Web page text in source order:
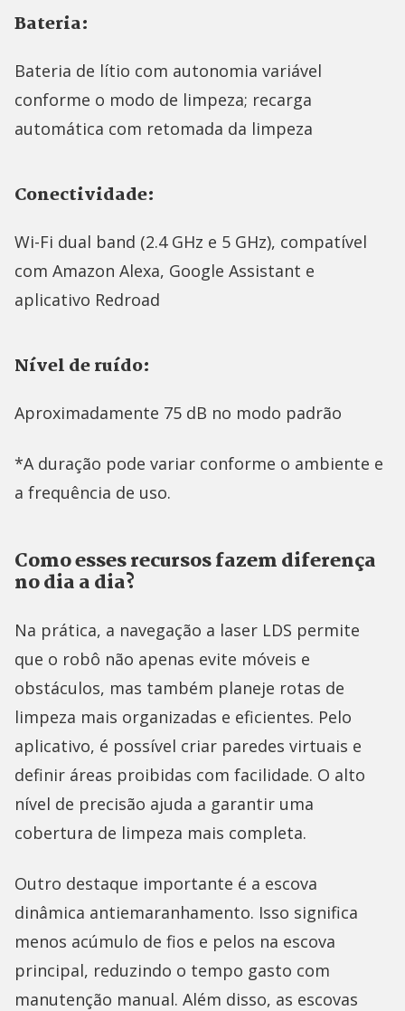
Bateria:
Bateria de lítio com autonomia variável
conforme o modo de limpeza; recarga
automática com retomada da limpeza
Conectividade:
Wi-Fi dual band (2.4 GHz e 5 GHz), compatível
com Amazon Alexa, Google Assistant e
aplicativo Redroad
Nível de ruído:
Aproximadamente 75 dB no modo padrão
*A duração pode variar conforme o ambiente e
a frequência de uso.
Como esses recursos fazem diferença
no dia a dia?
Na prática, a navegação a laser LDS permite
que o robô não apenas evite móveis e
obstáculos, mas também planeje rotas de
limpeza mais organizadas e eficientes. Pelo
aplicativo, é possível criar paredes virtuais e
definir áreas proibidas com facilidade. O alto
nível de precisão ajuda a garantir uma
cobertura de limpeza mais completa.
Outro destaque importante é a escova
dinâmica antiemaranhamento. Isso significa
menos acúmulo de fios e pelos na escova
principal, reduzindo o tempo gasto com
manutenção manual. Além disso, as escovas